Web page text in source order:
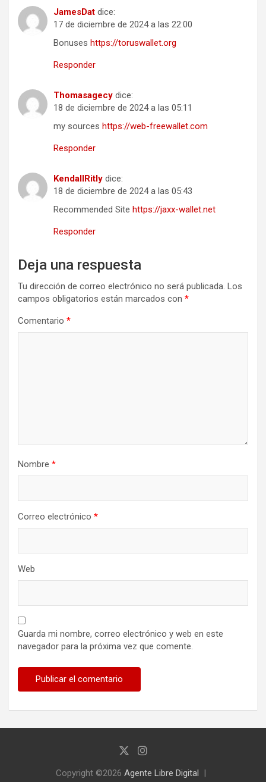
JamesDat dice:
17 de diciembre de 2024 a las 22:00
Bonuses https://toruswallet.org
Responder
Thomasagecy dice:
18 de diciembre de 2024 a las 05:11
my sources https://web-freewallet.com
Responder
KendallRitly dice:
18 de diciembre de 2024 a las 05:43
Recommended Site https://jaxx-wallet.net
Responder
Deja una respuesta
Tu dirección de correo electrónico no será publicada. Los
campos obligatorios están marcados con *
Comentario *
Nombre *
Correo electrónico *
Web
Guarda mi nombre, correo electrónico y web en este
navegador para la próxima vez que comente.
Copyright ©2026 Agente Libre Digital